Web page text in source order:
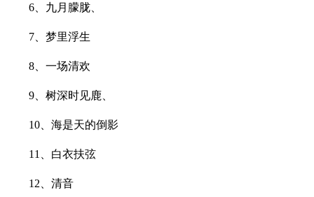
6、九月朦胧、
7、梦里浮生
8、一场清欢
9、树深时见鹿、
10、海是天的倒影
11、白衣扶弦
12、清音